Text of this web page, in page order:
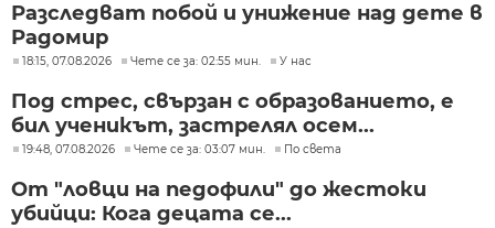
Разследват побой и унижение над дете в
Радомир
18:15, 07.08.2026 Чете се за: 02:55 мин. У нас
Под стрес, свързан с образованието, е
бил ученикът, застрелял осем...
19:48, 07.08.2026 Чете се за: 03:07 мин. По света
От "ловци на педофили" до жестоки
убийци: Кога децата се...